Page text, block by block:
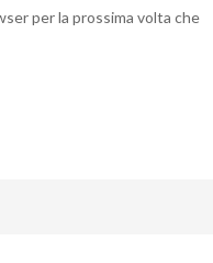
per la prossima volta che